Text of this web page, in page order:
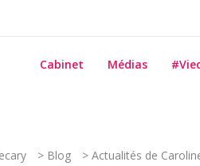
Cabinet Médias
> Blog > Actualités de